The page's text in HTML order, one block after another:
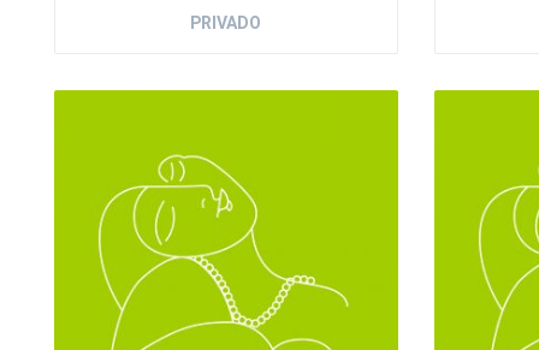
PRIVADO